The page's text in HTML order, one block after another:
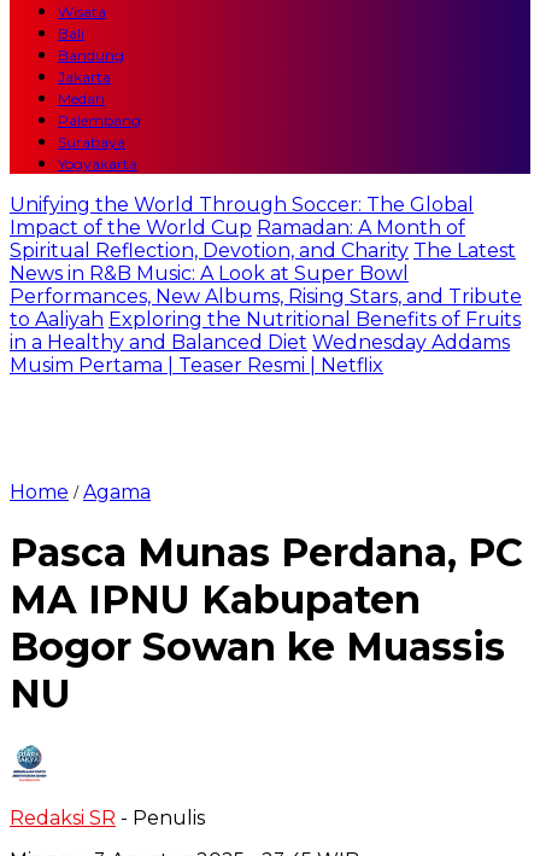
Wisata
Bali
Bandung
Jakarta
Medan
Palembang
Surabaya
Yogyakarta
Unifying the World Through Soccer: The Global
Impact of the World Cup Ramadan: A Month of
Spiritual Reflection, Devotion, and Charity The Latest
News in R&B Music: A Look at Super Bowl
Performances, New Albums, Rising Stars, and Tribute
to Aaliyah Exploring the Nutritional Benefits of Fruits
in a Healthy and Balanced Diet Wednesday Addams
Musim Pertama | Teaser Resmi | Netflix
Home /Agama
Pasca Munas Perdana, PC
MA IPNU Kabupaten
Bogor Sowan ke Muassis
NU
Redaksi SR - Penulis